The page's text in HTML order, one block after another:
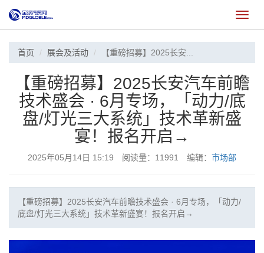
切
换
首页 展会及活动 【重磅招募】2025长安...
【重磅招募】2025长安汽车前瞻
技术盛会 · 6月专场，「动力/底
盘/灯光三大系统」技术革新盛
宴！报名开启→
2025年05月14日 15:19 阅读量：11991 编辑： 市场部
【重磅招募】2025长安汽车前瞻技术盛会 · 6月专场，「动力/
底盘/灯光三大系统」技术革新盛宴！报名开启→